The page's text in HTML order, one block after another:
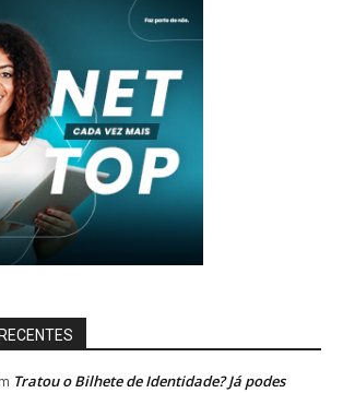
Tratou o Bilhete de Identidade? Já podes